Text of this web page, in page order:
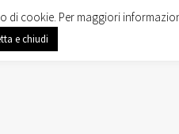
cookie. Per maggiori
e chiudi